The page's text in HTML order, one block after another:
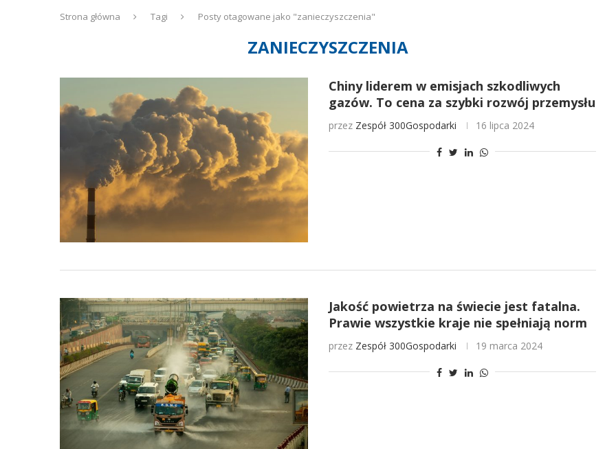
Strona główna Tagi Posty otagowane jako "zanieczyszczenia"
ZANIECZYSZCZENIA
Chiny liderem w emisjach szkodliwych
gazów. To cena za szybki rozwój przemysłu
przez Zespół 300Gospodarki 16 lipca 2024
Jakość powietrza na świecie jest fatalna.
Prawie wszystkie kraje nie spełniają norm
przez Zespół 300Gospodarki 19 marca 2024